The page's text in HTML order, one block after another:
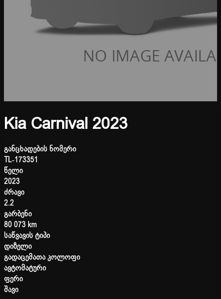
Kia Carnival 2023
განცხადების ნომერი
TL-173351
წელი
2023
ძრავი
2.2
გარბენი
80 073 km
საწვავის ტიპი
დიზელი
გადაცემათა კოლოფი
ავტომატური
ფერი
შავი